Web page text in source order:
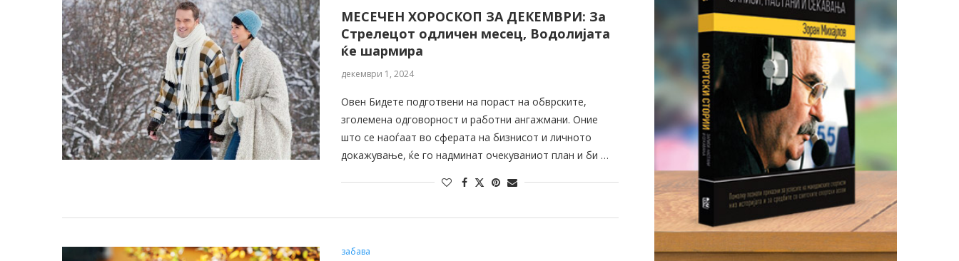
МЕСЕЧЕН ХОРОСКОП ЗА ДЕКЕМВРИ: За
Стрелецот одличен месец, Водолијата
ќе шармира
декември 1, 2024
Овен Бидете подготвени на пораст на обврските,
зголемена одговорност и работни ангажмани. Оние
што се наоѓаат во сферата на бизнисот и личното
докажување, ќе го надминат очекуваниот план и би …
забава